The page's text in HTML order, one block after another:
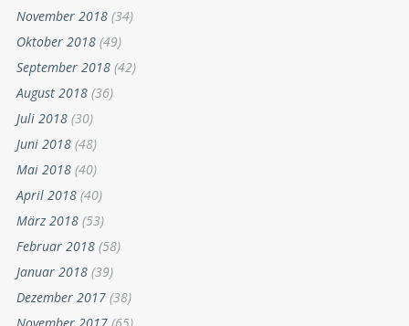
November 2018 (34)
Oktober 2018 (49)
September 2018 (42)
August 2018 (36)
Juli 2018 (30)
Juni 2018 (48)
Mai 2018 (40)
April 2018 (40)
März 2018 (53)
Februar 2018 (58)
Januar 2018 (39)
Dezember 2017 (38)